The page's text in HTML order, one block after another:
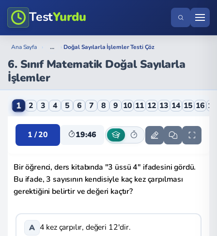
TestYurdu
Ana Sayfa › ... › Doğal Sayılarla İşlemler Testi Çöz
6. Sınıf Matematik Doğal Sayılarla
İşlemler
6. Sınıf Matematik Doğal Sayılarla İşlemler Online
1 2 3 4 5 6 7 8 9 10 11 12 13 14 15 16 17
1 / 20 19:46
Bir öğrenci, ders kitabında "3 üssü 4" ifadesini gördü.
Bu ifade, 3 sayısının kendisiyle kaç kez çarpılması
gerektiğini belirtir ve değeri kaçtır?
A 4 kez çarpılır, değeri 12'dir.